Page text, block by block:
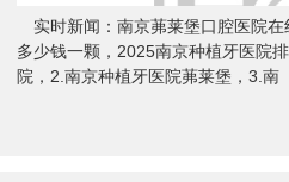
实时新闻：南京茀莱堡口腔医院在
多少钱一颗，2025南京种植牙医院
院，2.南京种植牙医院茀莱堡，3.南